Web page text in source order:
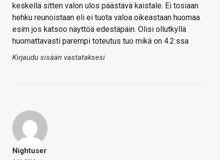
keskellä sitten valon ulos päästävä kaistale. Ei tosiaan
hehku reunoistaan eli ei tuota valoa oikeastaan huomaa
esim jos katsoo näyttöä edestäpäin. Olisi ollutkyllä
huomattavasti parempi toteutus tuo mikä on 4.2:ssa
Kirjaudu sisään vastataksesi
Nightuser